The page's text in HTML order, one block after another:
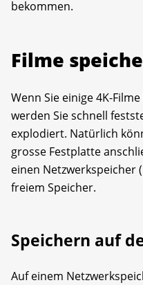
bekommen.
Filme
Wenn Sie einige 4K-
werden Sie schnell
explodiert. Natürlich
grosse Festplatte
einen Netzwerkspeicher
freiem Speicher.
Speichern auf
Auf einem